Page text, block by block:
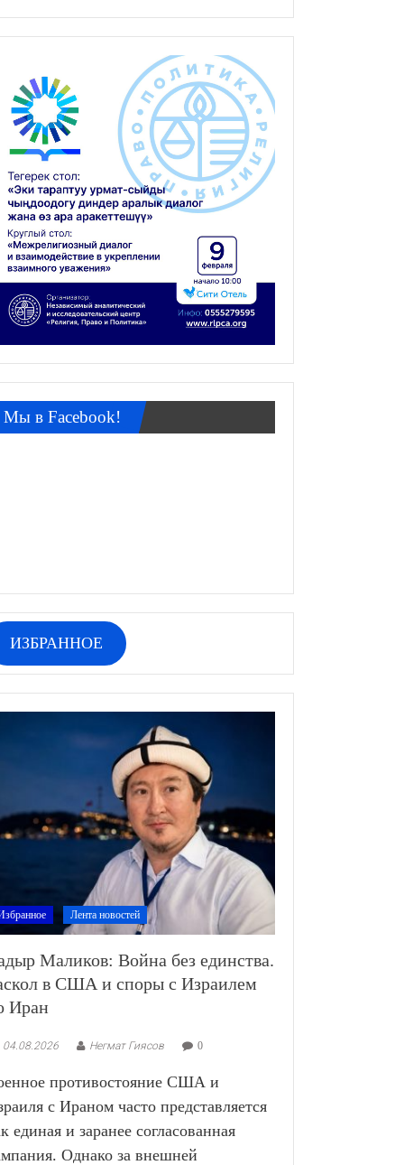
Мы в Facebook!
ИЗБРАННОЕ
Лента новостей
Маликов: Война без единства.
в США и споры с Израилем
Иран
04.08.2026 Негмат Гиясов 0
противостояние США и
с Ираном часто представляется
единая и заранее согласованная
Однако за внешней